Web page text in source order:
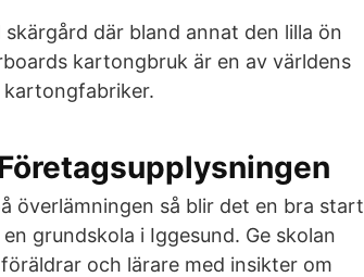
där bland annat den lilla ön
kartongbruk är en av världens
kartongfabriker.
överlämningen så blir det en bra start
grundskola i Iggesund. Ge skolan
och lärare med insikter om